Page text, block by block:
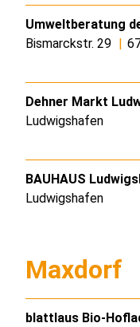
Umweltberatung
Bismarckstr. 29
Dehner Markt
Ludwigshafen
BAUHAUS
Ludwigshafen
Maxdorf
blattlaus Bio-